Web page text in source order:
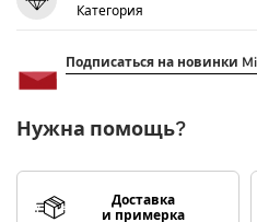
Категория
Подписаться на новинки
Нужна помощь?
Доставка
и примерка